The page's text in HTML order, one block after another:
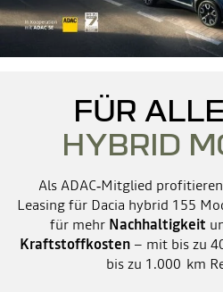
FÜR
HYBRID
Als ADAC‑Mitglied
Leasing für Dacia hybrid 155
für mehr Nachhaltigkeit
Kraftstoffkosten – mit bis zu
bis zu 1.000 km